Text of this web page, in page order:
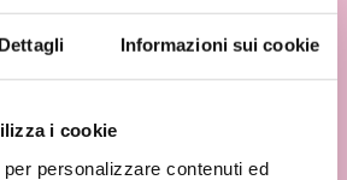
Dettagli Informazioni sui cookie
i cookie
personalizzare contenuti ed